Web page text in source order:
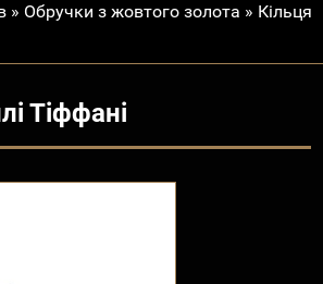
» Обручки з жовтого золота » Кільця
Тіффані